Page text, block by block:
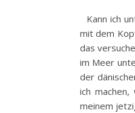
Kann ich
mit dem
das
im Meer
der
ich
meinem